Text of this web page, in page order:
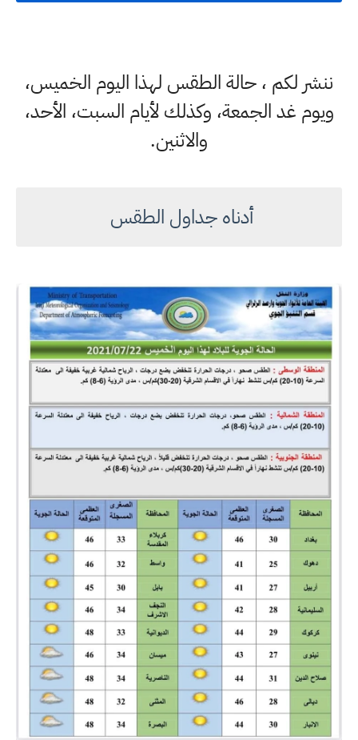
ننشر لكم ، حالة الطقس لهذا اليوم الخميس،
ويوم غد الجمعة، وكذلك لأيام السبت، الأحد،
والاثنين.
أدناه جداول الطقس